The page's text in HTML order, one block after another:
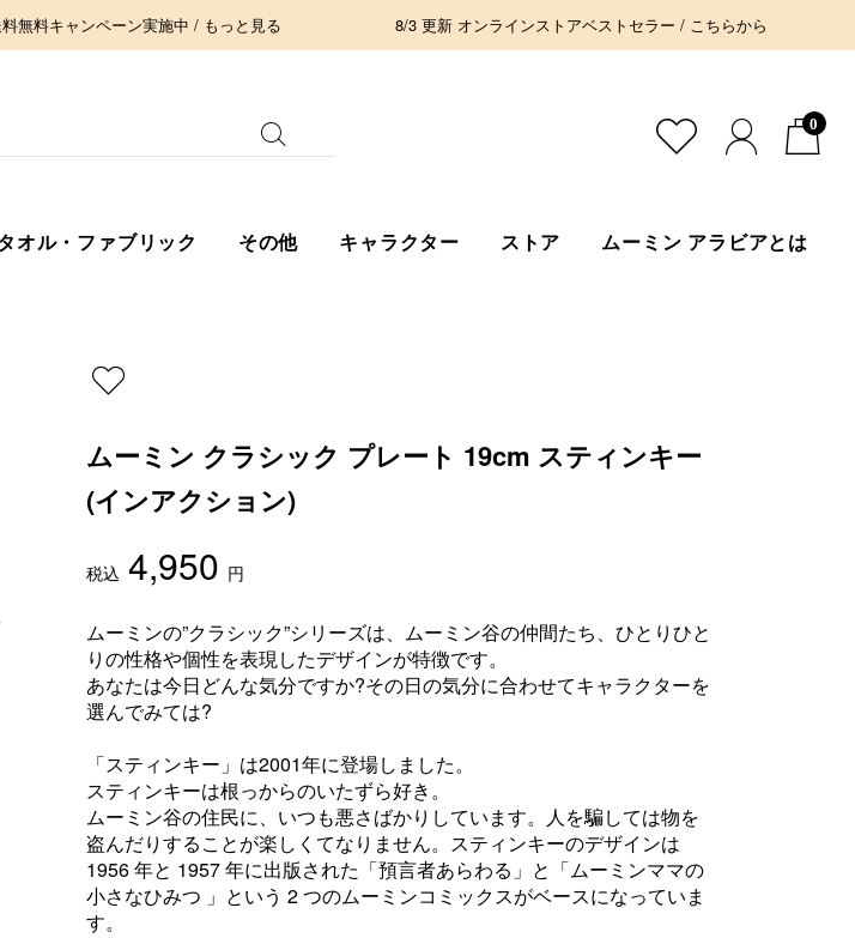
無料キャンペーン実施中 / もっと見る 8/3 更新 オンラインストアベストセラー / こちらから
0
オル・ファブリック その他 キャラクター ストア ムーミン アラビアとは
ムーミン クラシック プレート 19cm スティンキー
(インアクション)
税込 4,950 円
ムーミンの”クラシック”シリーズは、ムーミン谷の仲間たち、ひとりひと
りの性格や個性を表現したデザインが特徴です。
あなたは今日どんな気分ですか?その日の気分に合わせてキャラクターを
選んでみては?
「スティンキー」は2001年に登場しました。
スティンキーは根っからのいたずら好き。
ムーミン谷の住民に、いつも悪さばかりしています。人を騙しては物を
盗んだりすることが楽しくてなりません。スティンキーのデザインは
1956 年と 1957 年に出版された「預言者あらわる」と「ムーミンママの
小さなひみつ 」という 2 つのムーミンコミックスがベースになっていま
す。